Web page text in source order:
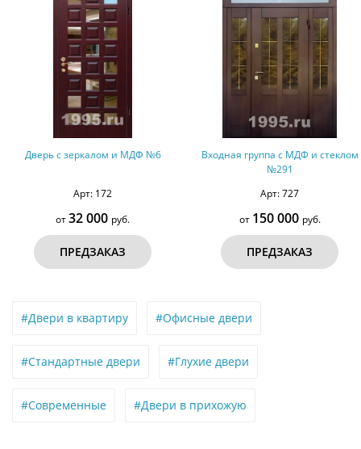
Дверь с зеркалом и МДФ №6
Арт: 172
от32 000 руб.
ПРЕДЗАКАЗ
Входная группа с МДФ и стеклом
№291
Арт: 727
от 150 000 руб.
ПРЕДЗАКАЗ
#Двери в квартиру #Офисные двери
#Стандартные двери #Глухие двери
#Современные #Двери в прихожую